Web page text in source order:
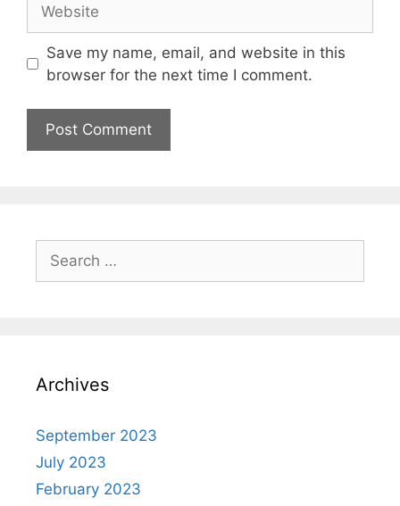
Save my name, email, and website in this
browser for the next time I comment.
Archives
September 2023
July 2023
February 2023